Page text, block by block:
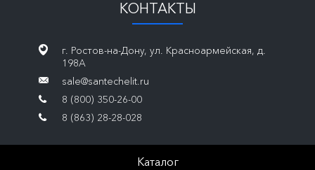
КОНТАКТЫ
г. Ростов-на-Дону, ул. Красноармейская, д.
198А
sale@santechelit.ru
8 (800) 350-26-00
8 (863) 28-28-028
Каталог